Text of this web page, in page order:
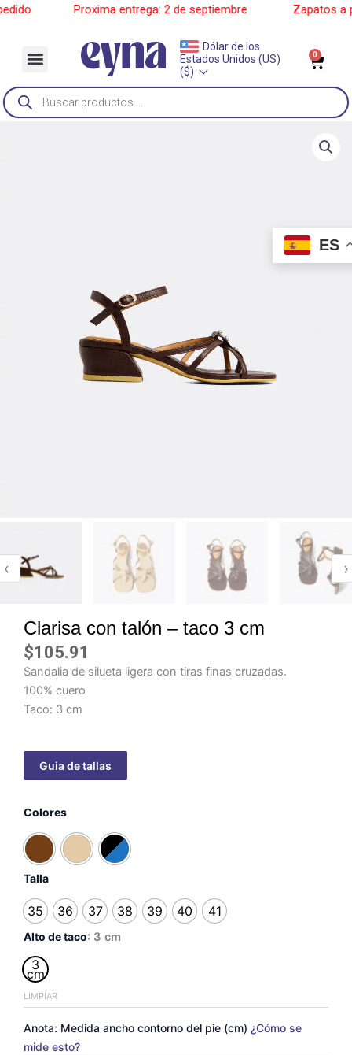
Ir
______ Proxima entrega: 2 de septiembre______ Zapatos a
Menu
Dólar de los
Estados Unidos (US)
($)
0
Búsqueda
de
productos
‹ ›
Clarisa con talón – taco 3 cm
$105.91
Sandalia de silueta ligera con tiras finas cruzadas.
100% cuero
Taco: 3 cm
Colores
Talla
35 36 37 38 39 40 41
Alto de taco: 3 cm
3
cm
LIMPIAR
Anota: Medida ancho contorno del pie (cm) ¿Cómo se
mide esto?
con
talón
-
taco
3
cantidad
ES